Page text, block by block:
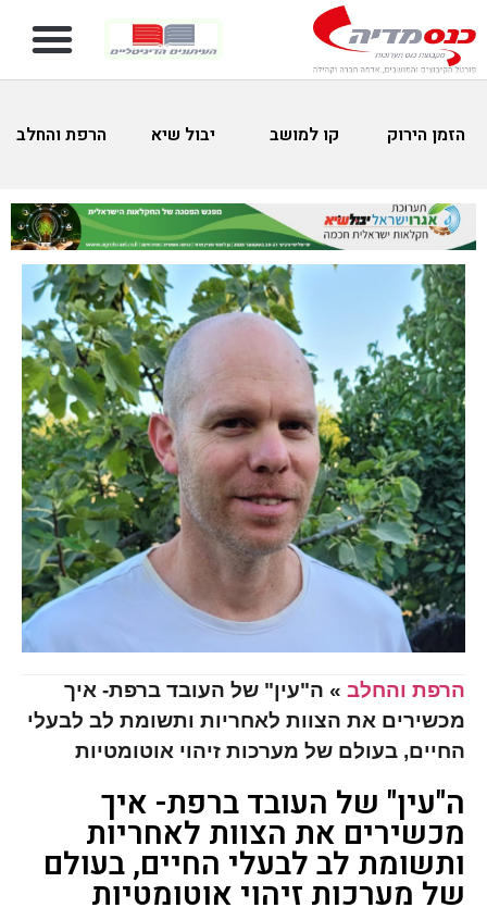
הזמן הירוק קו למושב יבול שיא הרפת והחלב
הרפת והחלב » ה"עין" של העובד ברפת- איך
מכשירים את הצוות לאחריות ותשומת לב לבעלי
החיים, בעולם של מערכות זיהוי אוטומטיות
ה"עין" של העובד ברפת- איך
מכשירים את הצוות לאחריות
ותשומת לב לבעלי החיים, בעולם
של מערכות זיהוי אוטומטיות